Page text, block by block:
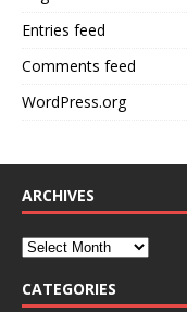
Entries feed
Comments feed
WordPress.org
ARCHIVES
CATEGORIES